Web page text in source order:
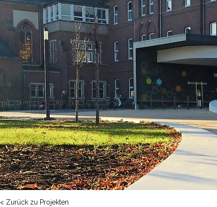
< Zurück zu Projekten